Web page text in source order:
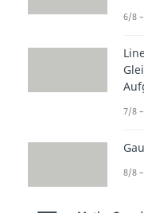
es
6/8
7/8
8/8